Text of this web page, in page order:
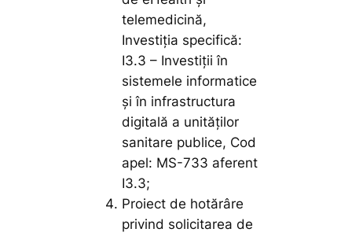
telemedicină,
Investiția specifică:
I3.3 – Investiții în
sistemele informatice
și în infrastructura
digitală a unităților
sanitare publice, Cod
apel: MS-733 aferent
I3.3;
Proiect de hotărâre
privind solicitarea de